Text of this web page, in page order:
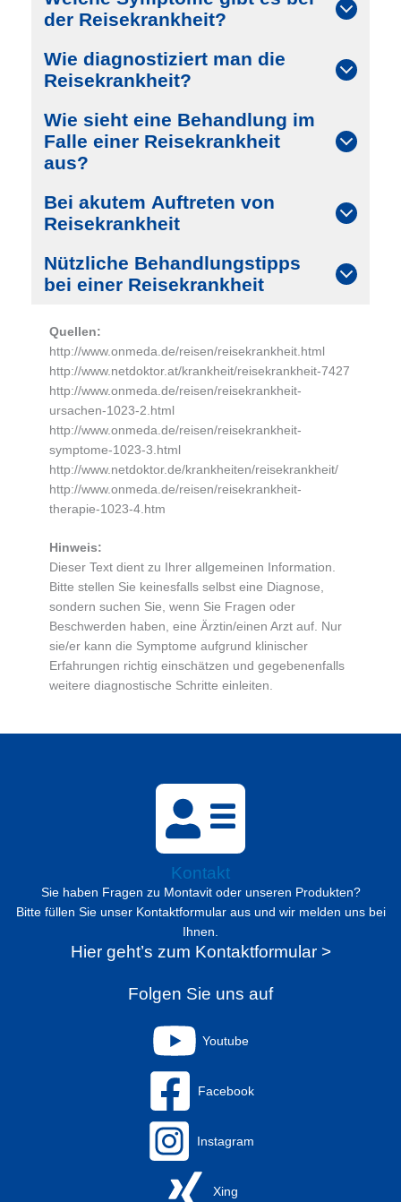
der Reisekrankheit?
Wie diagnostiziert man die
Reisekrankheit?
Wie sieht eine Behandlung im
Falle einer Reisekrankheit
aus?
Bei akutem Auftreten von
Reisekrankheit
Nützliche Behandlungstipps
bei einer Reisekrankheit
Quellen:
http://www.onmeda.de/reisen/reisekrankheit.html
http://www.netdoktor.at/krankheit/reisekrankheit-7427
http://www.onmeda.de/reisen/reisekrankheit-
ursachen-1023-2.html
http://www.onmeda.de/reisen/reisekrankheit-
symptome-1023-3.html
http://www.netdoktor.de/krankheiten/reisekrankheit/
http://www.onmeda.de/reisen/reisekrankheit-
therapie-1023-4.htm
Hinweis:
Dieser Text dient zu Ihrer allgemeinen Information.
Bitte stellen Sie keinesfalls selbst eine Diagnose,
sondern suchen Sie, wenn Sie Fragen oder
Beschwerden haben, eine Ärztin/einen Arzt auf. Nur
sie/er kann die Symptome aufgrund klinischer
Erfahrungen richtig einschätzen und gegebenenfalls
weitere diagnostische Schritte einleiten.
Kontakt
Sie haben Fragen zu Montavit oder unseren Produkten?
Bitte füllen Sie unser Kontaktformular aus und wir melden uns bei
Ihnen.
Hier geht’s zum Kontaktformular >
Folgen Sie uns auf
Youtube
Facebook
Instagram
Xing